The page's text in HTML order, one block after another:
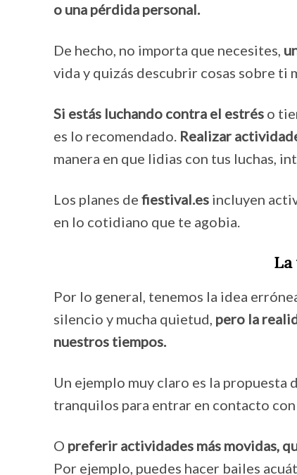
o una pérdida personal.
De hecho, no importa que necesites,
vida y quizás descubrir cosas sobre ti
Si estás luchando contra el estrés o
es lo recomendado. Realizar
manera en que lidias con tus luchas,
Los planes de fiestival.es incluyen
en lo cotidiano que te agobia.
La
Por lo general, tenemos la idea
silencio y mucha quietud, pero la
nuestros tiempos.
Un ejemplo muy claro es la propuesta
tranquilos para entrar en contacto
O preferir actividades más movidas,
Por ejemplo, puedes hacer bailes